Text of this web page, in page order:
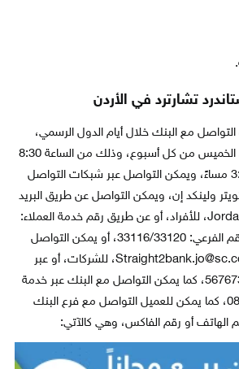
تشارترد في الأردن
مع البنك خلال أيام الدول الرسمي،
والتي تمتد من الأحد إلى الخميس من كل أسبوع، وذلك من الساعة 8:30
صباحاً، وحتى الساعة 3:00 مساءً، ويمكن التواصل عبر شبكات التواصل
ولينكد إن، ويمكن التواصل عن طريق البريد
الإلكتروني: Jordan@sc.com، للأفراد، أو عن طريق رقم خدمة العملاء:
+962 6 5508800، والرقم الفرعي: 33116/33120، أو يمكن التواصل
عبر البريد الإلكتروني Straight2bank.jo@sc.com، للشركات، أو عبر
رقم الهاتف +962 6 5676733، كما يمكن التواصل مع البنك عبر خدمة
الرقم المجاني 080022099، كما يمكن للعميل التواصل مع فرع البنك
الهاتف أو رقم الفاكس، وهي كالآتي: